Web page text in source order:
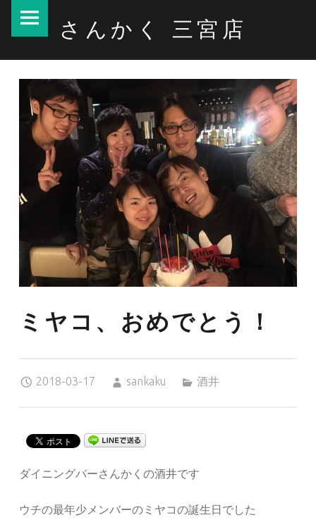
ミヤコ、おめでとう！ – さんかく 三宮店
さんかく 三宮店
ミヤコ、おめでとう！
2018-03-17
sankaku
酒井
ダイニングバーさんかくの酒井です
ウチの最年少メンバーのミヤコの誕生日でした